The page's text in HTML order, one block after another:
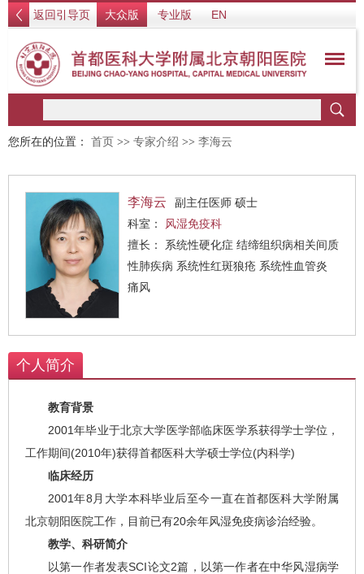
返回引导页 大众版 专业版 EN
您所在的位置： 首页 >> 专家介绍 >> 李海云
李海云
副主任医师 硕士
科室：
风湿免疫科
擅长： 系统性硬化症 结缔组织病相关间质
性肺疾病 系统性红斑狼疮 系统性血管炎
痛风
个人简介
教育背景
2001年毕业于北京大学医学部临床医学系获得学士学位，
工作期间(2010年)获得首都医科大学硕士学位(内科学)
临床经历
2001年8月大学本科毕业后至今一直在首都医科大学附属
北京朝阳医院工作，目前已有20余年风湿免疫病诊治经验。
教学、科研简介
以第一作者发表SCI论文2篇，以第一作者在中华风湿病学